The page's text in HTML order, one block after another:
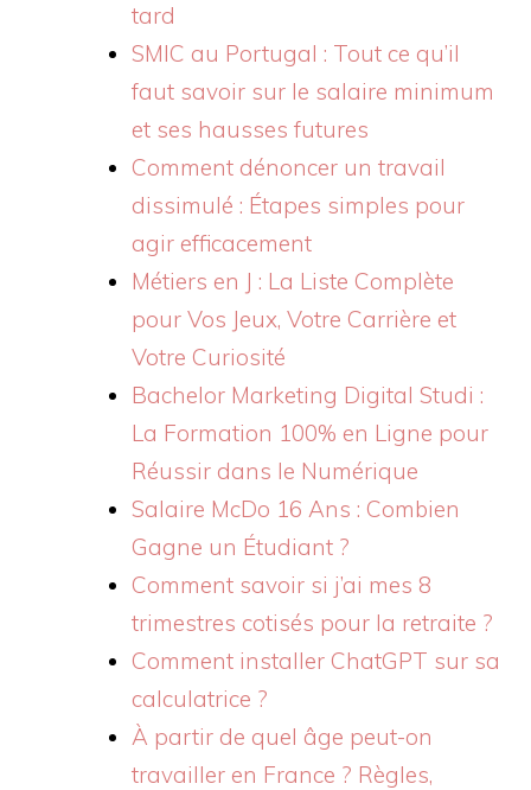
tard
SMIC au Portugal : Tout ce qu’il
faut savoir sur le salaire minimum
et ses hausses futures
Comment dénoncer un travail
dissimulé : Étapes simples pour
agir efficacement
Métiers en J : La Liste Complète
pour Vos Jeux, Votre Carrière et
Votre Curiosité
Bachelor Marketing Digital Studi :
La Formation 100% en Ligne pour
Réussir dans le Numérique
Salaire McDo 16 Ans : Combien
Gagne un Étudiant ?
Comment savoir si j’ai mes 8
trimestres cotisés pour la retraite ?
Comment installer ChatGPT sur sa
calculatrice ?
À partir de quel âge peut-on
travailler en France ? Règles,